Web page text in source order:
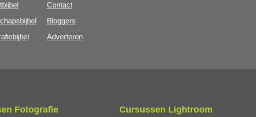
Contact
Bloggers
Adverteren
Fotografie Cursussen Lightroom